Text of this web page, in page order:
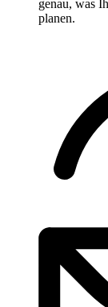
genau, was
planen.